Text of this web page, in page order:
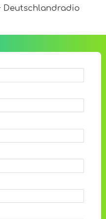
Deutschlandradio